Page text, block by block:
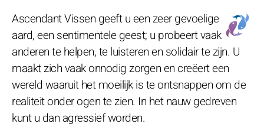
Ascendant Vissen geeft u een zeer gevoelige
aard, een sentimentele geest; u probeert vaak
anderen te helpen, te luisteren en solidair te zijn. U
maakt zich vaak onnodig zorgen en creëert een
wereld waaruit het moeilijk is te ontsnappen om de
realiteit onder ogen te zien. In het nauw gedreven
kunt u dan agressief worden.